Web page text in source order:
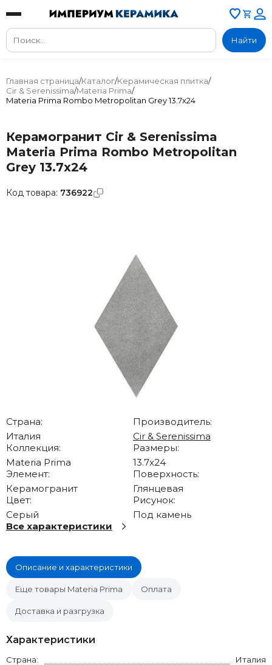
Найти
Главная страница/Каталог/Керамическая плитка/
Cir & Serenissima/Materia Prima/
Materia Prima Rombo Metropolitan Grey 13.7x24
Керамогранит Cir & Serenissima
Materia Prima Rombo Metropolitan
Grey 13.7x24
Страна:
Италия
Производитель:
Cir & Serenissima
Коллекция:
Materia Prima
Размеры:
13.7x24
Элемент:
Керамогранит
Поверхность:
Глянцевая
Цвет:
Серый
Рисунок:
Под камень
Все характеристики
Описание и характеристики
Еще товары Materia Prima Оплата
Доставка и разгрузка
Характеристики
Страна:
Италия
Код товара: 736922